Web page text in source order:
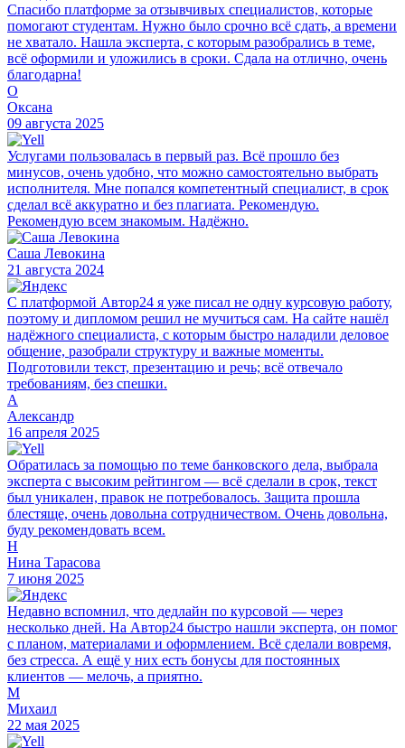
Спасибо платформе за отзывчивых специалистов, которые
помогают студентам. Нужно было срочно всё сдать, а времени
не хватало. Нашла эксперта, с которым разобрались в теме,
всё оформили и уложились в сроки. Сдала на отлично, очень
благодарна!
О
Оксана
09 августа 2025
Услугами пользовалась в первый раз. Всё прошло без
минусов, очень удобно, что можно самостоятельно выбрать
исполнителя. Мне попался компетентный специалист, в срок
сделал всё аккуратно и без плагиата. Рекомендую.
Рекомендую всем знакомым. Надёжно.
Саша Левокина
21 августа 2024
С платформой Автор24 я уже писал не одну курсовую работу,
поэтому и дипломом решил не мучиться сам. На сайте нашёл
надёжного специалиста, с которым быстро наладили деловое
общение, разобрали структуру и важные моменты.
Подготовили текст, презентацию и речь; всё отвечало
требованиям, без спешки.
А
Александр
16 апреля 2025
Обратилась за помощью по теме банковского дела, выбрала
эксперта с высоким рейтингом — всё сделали в срок, текст
был уникален, правок не потребовалось. Защита прошла
блестяще, очень довольна сотрудничеством. Очень довольна,
буду рекомендовать всем.
Н
Нина Тарасова
7 июня 2025
Недавно вспомнил, что дедлайн по курсовой — через
несколько дней. На Автор24 быстро нашли эксперта, он помог
с планом, материалами и оформлением. Всё сделали вовремя,
без стресса. А ещё у них есть бонусы для постоянных
клиентов — мелочь, а приятно.
М
Михаил
22 мая 2025